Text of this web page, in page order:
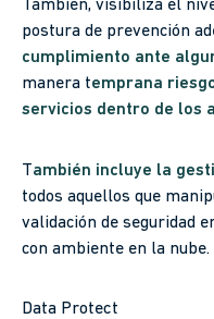
También, visibiliza el
postura de prevención
cumplimiento ante
manera temprana
servicios dentro de los
También incluye la
todos aquellos que
validación de seguridad
con ambiente en la nube.
Data Protect